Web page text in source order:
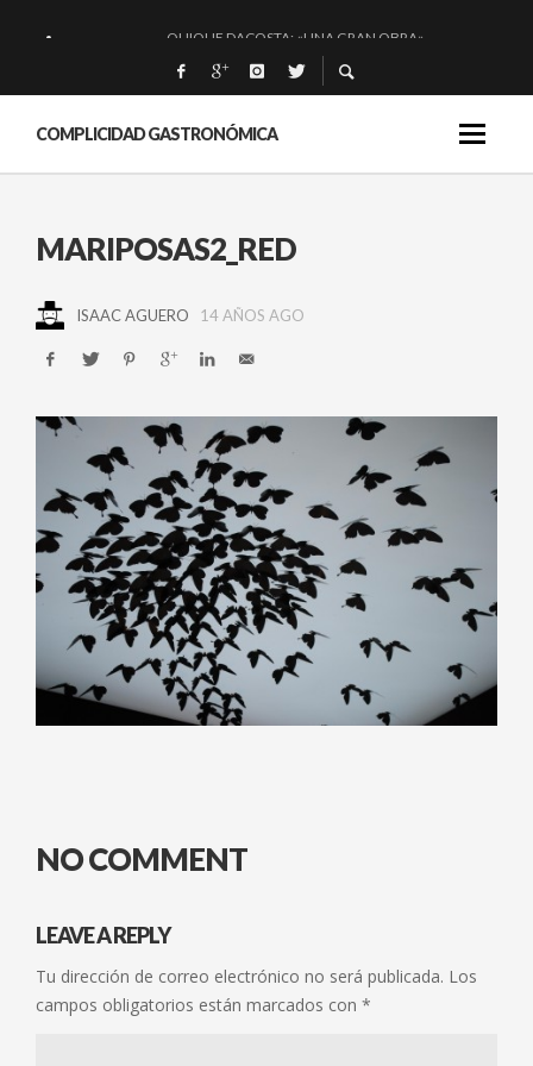
QUIQUE DACOSTA: «UNA GRAN OBRA»
EL BARUCO DE ANERO: MUCHO MÁS QUE UN BAR.
MONTIA: ESENCIAL Y BRILLANTE.
COMPLICIDAD GASTRONÓMICA
MARIPOSAS2_RED
ISAAC AGUERO 14 AÑOS AGO
NO COMMENT
LEAVE A REPLY
Tu dirección de correo electrónico no será publicada. Los
campos obligatorios están marcados con *